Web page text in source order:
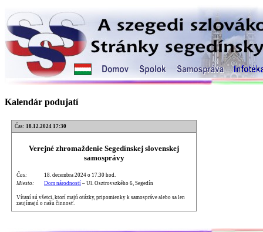
Kalendár podujatí
Čas: 18.12.2024 17:30
Verejné zhromaždenie Segedínskej slovenskej
samosprávy
Čas:
18. decembra 2024 o 17.30 hod.
Miesto:
Dom národností – Ul. Osztrovszkého 6, Segedín
Vítaní sú všetci, ktorí majú otázky, pripomienky k samospráve alebo sa len
zaujímajú o našu činnosť.